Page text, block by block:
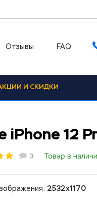
Отзывы FAQ
И СКИДКИ
iPhone 12
3 Товар в
2532x1170